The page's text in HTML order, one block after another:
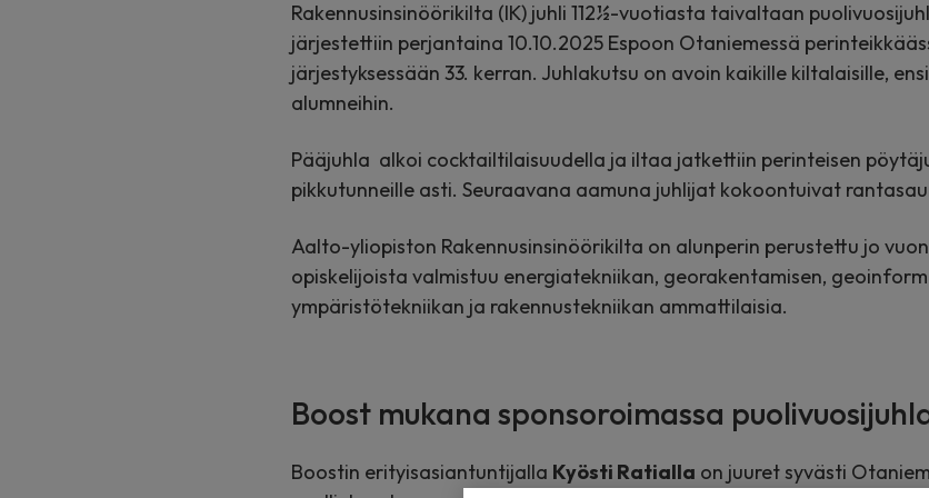
Rakennusinsinöörikilta (IK) juhli 112½-vuotiasta taivaltaan
järjestettiin perjantaina 10.10.2025 Espoon Otaniemessä
järjestyksessään 33. kerran. Juhlakutsu on avoin kaikille kiltalaisille,
alumneihin.
Pääjuhla alkoi cocktailtilaisuudella ja iltaa jatkettiin perinteisen
pikkutunneille asti. Seuraavana aamuna juhlijat kokoontuivat
Aalto-yliopiston Rakennusinsinöörikilta on alunperin perustettu jo
opiskelijoista valmistuu energiatekniikan, georakentamisen,
ympäristötekniikan ja rakennustekniikan ammattilaisia.
Boost mukana sponsoroimassa
Boostin erityisasiantuntijalla Kyösti Ratialla on juuret syvästi